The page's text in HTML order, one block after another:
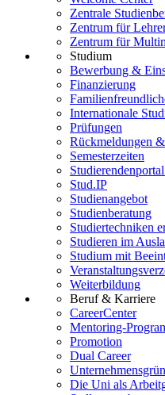
Zentrale
Zentrum für
Zentrum für
Studium
Bewerbung &
Finanzierung
Internationale
Prüfungen
Rückmeldungen
Semesterzeiten
Stud.IP
Studienangebot
Studienberatung
Studiertechniken
Studieren im
Studium mit
Weiterbildung
Beruf & Karriere
CareerCenter
Mentoring-
Promotion
Dual Career
Die Uni als